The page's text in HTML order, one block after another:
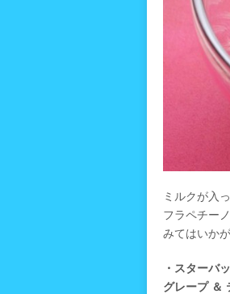
ミルクが入
フラペチー
みてはいか
・スターバ
グレープ ＆